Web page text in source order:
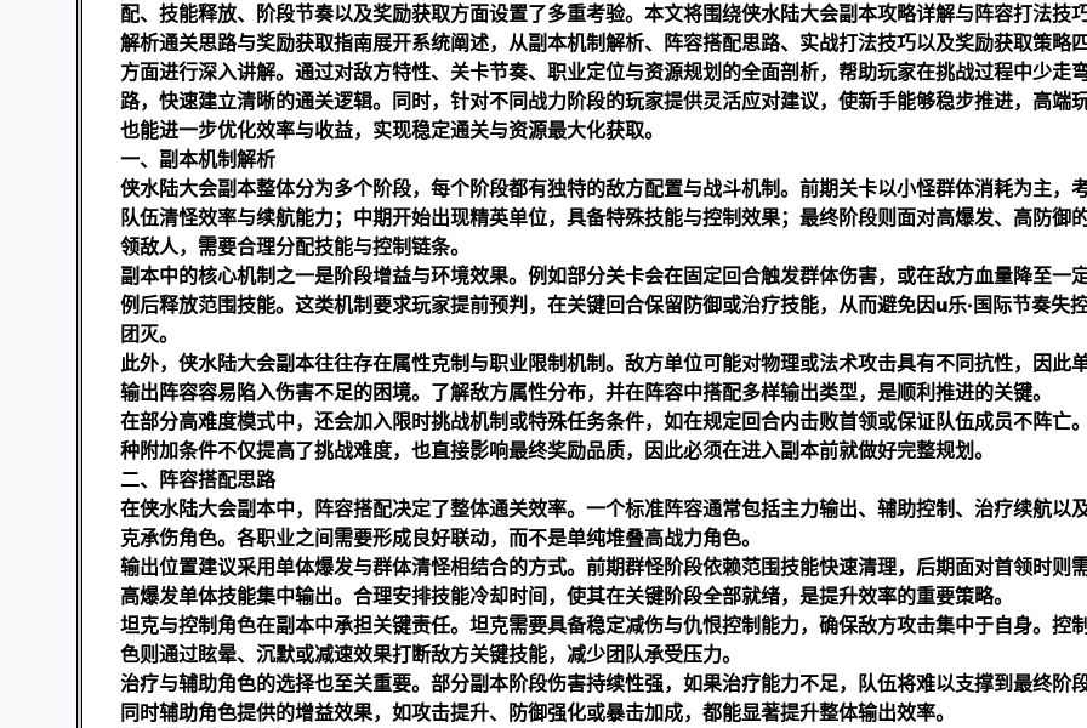
配、技能释放、阶段节奏以及奖励获取方面设置了多重考验。本文将围绕侠水陆大会副本攻略详解与阵容打法技
解析通关思路与奖励获取指南展开系统阐述，从副本机制解析、阵容搭配思路、实战打法技巧以及奖励获取策略
方面进行深入讲解。通过对敌方特性、关卡节奏、职业定位与资源规划的全面剖析，帮助玩家在挑战过程中少走
路，快速建立清晰的通关逻辑。同时，针对不同战力阶段的玩家提供灵活应对建议，使新手能够稳步推进，高端
也能进一步优化效率与收益，实现稳定通关与资源最大化获取。
一、副本机制解析
侠水陆大会副本整体分为多个阶段，每个阶段都有独特的敌方配置与战斗机制。前期关卡以小怪群体消耗为主，
队伍清怪效率与续航能力；中期开始出现精英单位，具备特殊技能与控制效果；最终阶段则面对高爆发、高防御
领敌人，需要合理分配技能与控制链条。
副本中的核心机制之一是阶段增益与环境效果。例如部分关卡会在固定回合触发群体伤害，或在敌方血量降至一
例后释放范围技能。这类机制要求玩家提前预判，在关键回合保留防御或治疗技能，从而避免因u乐·国际节奏失
团灭。
此外，侠水陆大会副本往往存在属性克制与职业限制机制。敌方单位可能对物理或法术攻击具有不同抗性，因此
输出阵容容易陷入伤害不足的困境。了解敌方属性分布，并在阵容中搭配多样输出类型，是顺利推进的关键。
在部分高难度模式中，还会加入限时挑战机制或特殊任务条件，如在规定回合内击败首领或保证队伍成员不阵亡
种附加条件不仅提高了挑战难度，也直接影响最终奖励品质，因此必须在进入副本前就做好完整规划。
二、阵容搭配思路
在侠水陆大会副本中，阵容搭配决定了整体通关效率。一个标准阵容通常包括主力输出、辅助控制、治疗续航以
克承伤角色。各职业之间需要形成良好联动，而不是单纯堆叠高战力角色。
输出位置建议采用单体爆发与群体清怪相结合的方式。前期群怪阶段依赖范围技能快速清理，后期面对首领时则
高爆发单体技能集中输出。合理安排技能冷却时间，使其在关键阶段全部就绪，是提升效率的重要策略。
坦克与控制角色在副本中承担关键责任。坦克需要具备稳定减伤与仇恨控制能力，确保敌方攻击集中于自身。控
色则通过眩晕、沉默或减速效果打断敌方关键技能，减少团队承受压力。
治疗与辅助角色的选择也至关重要。部分副本阶段伤害持续性强，如果治疗能力不足，队伍将难以支撑到最终阶
同时辅助角色提供的增益效果，如攻击提升、防御强化或暴击加成，都能显著提升整体输出效率。